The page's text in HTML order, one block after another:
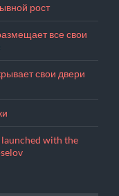
рост
все свои
свои двери
with the